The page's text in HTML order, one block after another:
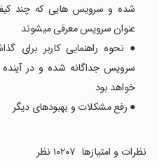
شده و سرویس هایی که چند
عنوان سرویس معرفی میشوند
● نحوه راهنمایی کاربر برای
سرویس جداگانه شده و در آینده
خواهد بود
● رفع مشکلات و بهبودهای دیگر
نظرات و امتیازها